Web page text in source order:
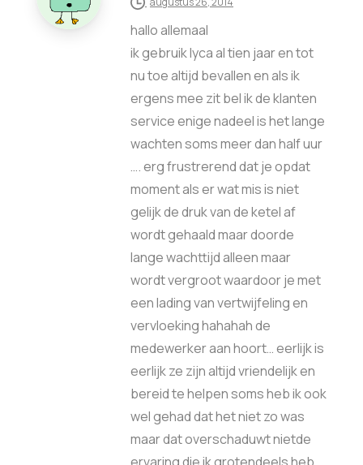
hallo allemaal
ik gebruik lyca al tien jaar en tot
nu toe altijd bevallen en als ik
ergens mee zit bel ik de klanten
service enige nadeel is het lange
wachten soms meer dan half uur
…. erg frustrerend dat je opdat
moment als er wat mis is niet
gelijk de druk van de ketel af
wordt gehaald maar doorde
lange wachttijd alleen maar
wordt vergroot waardoor je met
een lading van vertwijfeling en
vervloeking hahahah de
medewerker aan hoort… eerlijk is
eerlijk ze zijn altijd vriendelijk en
bereid te helpen soms heb ik ook
wel gehad dat het niet zo was
maar dat overschaduwt nietde
ervaring die ik grotendeels heb